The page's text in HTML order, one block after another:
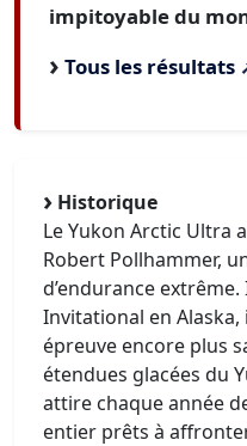
impitoyable du
Tous les résultats
Historique
Le Yukon Arctic Ultra
Robert Pollhammer,
d’endurance
Invitational en
épreuve encore plus
étendues glacées du
attire chaque année
entier prêts à